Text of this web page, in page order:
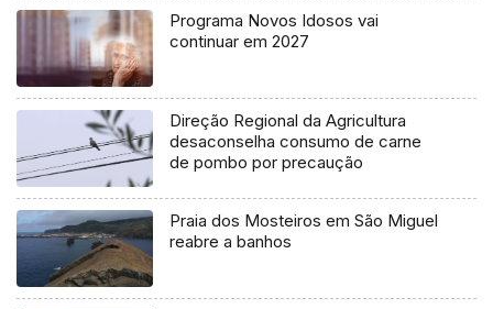
Programa Novos Idosos vai
continuar em 2027
Direção Regional da Agricultura
desaconselha consumo de carne
de pombo por precaução
Praia dos Mosteiros em São Miguel
reabre a banhos